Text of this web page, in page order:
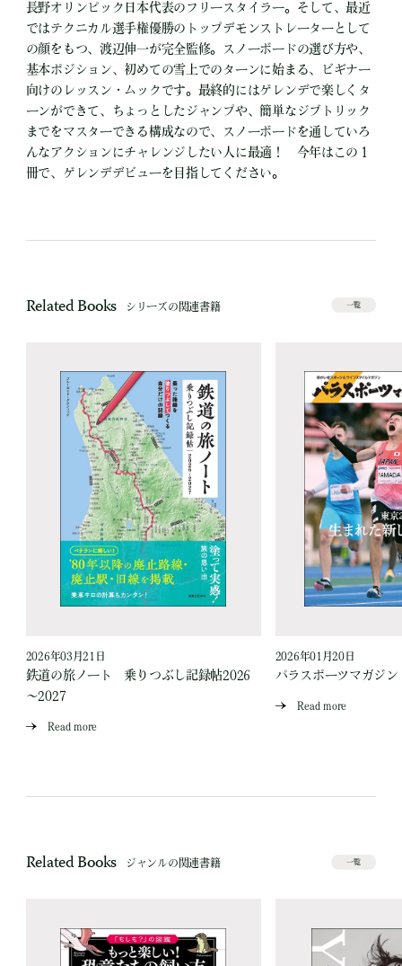
長野オリンピック日本代表のフリースタイラー。そして、最近
ではテクニカル選手権優勝のトップデモンストレーターとして
の顔をもつ、渡辺伸一が完全監修。スノーボードの選び方や、
基本ポジション、初めての雪上でのターンに始まる、ビギナー
向けのレッスン・ムックです。最終的にはゲレンデで楽しくタ
ーンができて、ちょっとしたジャンプや、簡単なジブトリック
までをマスターできる構成なので、スノーボードを通していろ
んなアクションにチャレンジしたい人に最適！ 今年はこの１
冊で、ゲレンデデビューを目指してください。
Related Books シリーズの関連書籍 一覧
2026年03月21日
鉄道の旅ノート 乗りつぶし記録帖2026
～2027
Read more
2026年01月20日
パラスポーツマガジ
Read more
Related Books ジャンルの関連書籍 一覧